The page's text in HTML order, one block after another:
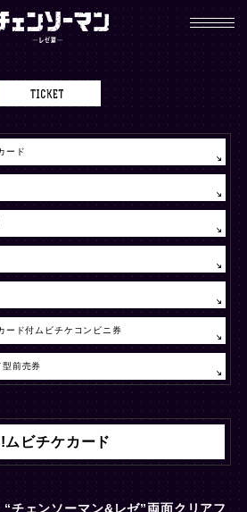
ード
ード付ムビチケコンビニ券
前売券
ビチケカード
チェンソーマン&レゼ”両面クリアフ